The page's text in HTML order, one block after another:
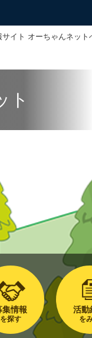
イト オーちゃんネット
ト
集情報
を探す
活動
を